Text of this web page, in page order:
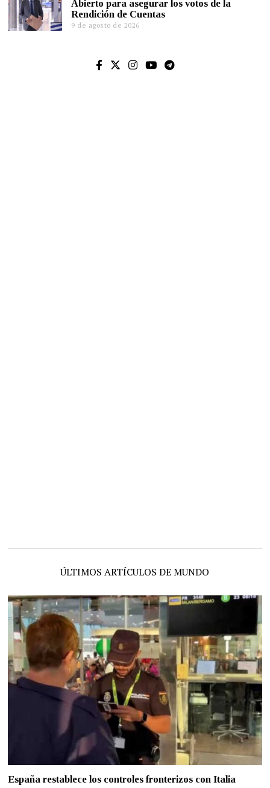
Abierto para asegurar los votos de la
Rendición de Cuentas
9 de agosto de 2026
ÚLTIMOS ARTÍCULOS DE MUNDO
España restablece los controles fronterizos con Italia